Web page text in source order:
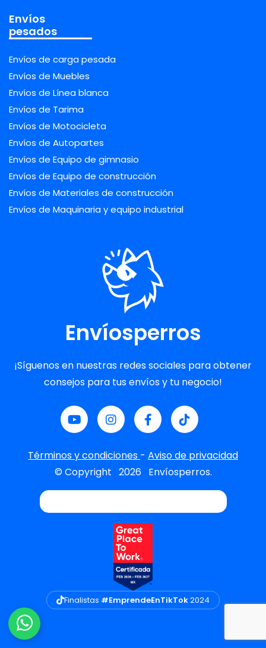
Envíos
pesados
Envíos de carga pesada
Envíos de Muebles
Envíos de Línea blanca
Envíos de Tarima
Envíos de Motocicleta
Envíos de Autopartes
Envíos de Equipo de gimnasio
Envíos de Equipo de construcción
Envíos de Materiales de construcción
Envíos de Maquinaria y equipo industrial
Envíosperros
¡Síguenos en nuestras redes sociales para obtener
consejos para tus envíos y tu negocio!
Términos y condiciones - Aviso de privacidad
© Copyright 2026 Envíosperros.
Finalistas #EmprendeEnTikTok2024